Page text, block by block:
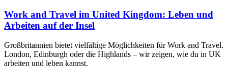
Work and Travel im United Kingdom: Leben und
Arbeiten auf der Insel
Großbritannien bietet vielfältige Möglichkeiten für Work and Travel.
London, Edinburgh oder die Highlands – wir zeigen, wie du in UK
arbeiten und leben kannst.